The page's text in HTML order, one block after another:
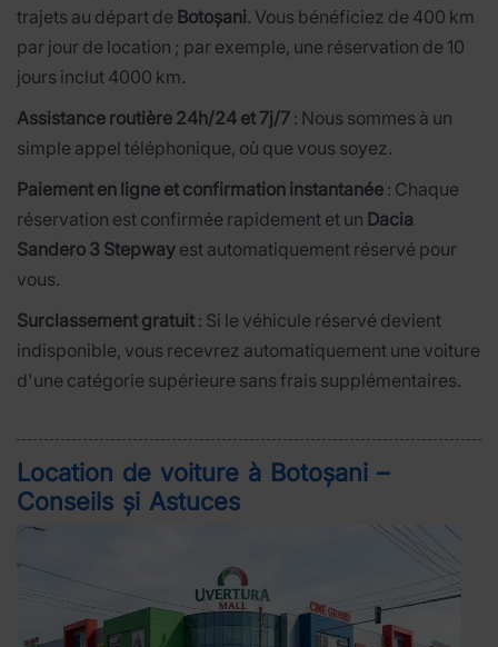
trajets au départ de Botoșani. Vous bénéficiez de 400 km
par jour de location ; par exemple, une réservation de 10
jours inclut 4000 km.
Assistance routière 24h/24 et 7j/7 : Nous sommes à un
simple appel téléphonique, où que vous soyez.
Paiement en ligne et confirmation instantanée : Chaque
réservation est confirmée rapidement et un Dacia
Sandero 3 Stepway est automatiquement réservé pour
vous.
Surclassement gratuit : Si le véhicule réservé devient
indisponible, vous recevrez automatiquement une voiture
d'une catégorie supérieure sans frais supplémentaires.
Location de voiture à Botoșani –
Conseils și Astuces